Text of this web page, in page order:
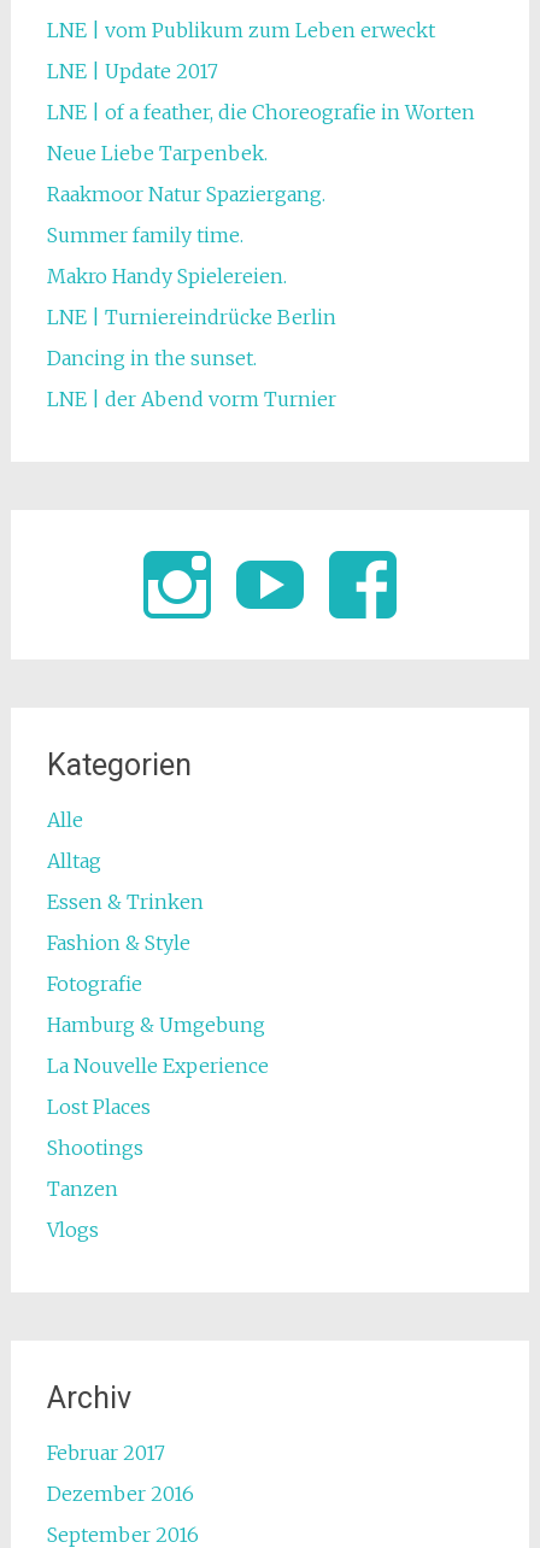
LNE | vom Publikum zum Leben erweckt
LNE | Update 2017
LNE | of a feather, die Choreografie in Worten
Neue Liebe Tarpenbek.
Raakmoor Natur Spaziergang.
Summer family time.
Makro Handy Spielereien.
LNE | Turniereindrücke Berlin
Dancing in the sunset.
LNE | der Abend vorm Turnier
Kategorien
Alle
Alltag
Essen & Trinken
Fashion & Style
Fotografie
Hamburg & Umgebung
La Nouvelle Experience
Lost Places
Shootings
Tanzen
Vlogs
Archiv
Februar 2017
Dezember 2016
September 2016